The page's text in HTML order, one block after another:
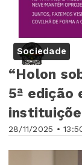
Sociedade
28/11/2025 •
“Holon
5ª edição